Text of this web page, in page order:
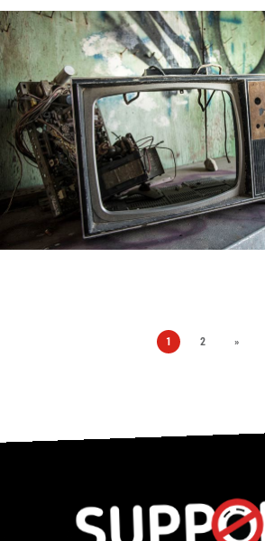
1 2 »